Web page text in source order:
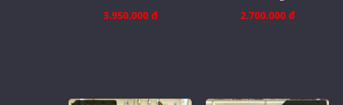
3.950.000 đ 2.700.000 đ